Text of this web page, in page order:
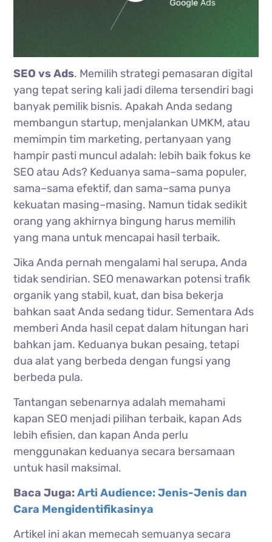
SEO vs Ads. Memilih strategi pemasaran digital
yang tepat sering kali jadi dilema tersendiri bagi
banyak pemilik bisnis. Apakah Anda sedang
membangun startup, menjalankan UMKM, atau
memimpin tim marketing, pertanyaan yang
hampir pasti muncul adalah: lebih baik fokus ke
SEO atau Ads? Keduanya sama–sama populer,
sama–sama efektif, dan sama–sama punya
kekuatan masing–masing. Namun tidak sedikit
orang yang akhirnya bingung harus memilih
yang mana untuk mencapai hasil terbaik.
Jika Anda pernah mengalami hal serupa, Anda
tidak sendirian. SEO menawarkan potensi trafik
organik yang stabil, kuat, dan bisa bekerja
bahkan saat Anda sedang tidur. Sementara Ads
memberi Anda hasil cepat dalam hitungan hari
bahkan jam. Keduanya bukan pesaing, tetapi
dua alat yang berbeda dengan fungsi yang
berbeda pula.
Tantangan sebenarnya adalah memahami
kapan SEO menjadi pilihan terbaik, kapan Ads
lebih efisien, dan kapan Anda perlu
menggunakan keduanya secara bersamaan
untuk hasil maksimal.
Baca Juga:Arti Audience: Jenis-Jenis dan
Cara Mengidentifikasinya
Artikel ini akan memecah semuanya secara